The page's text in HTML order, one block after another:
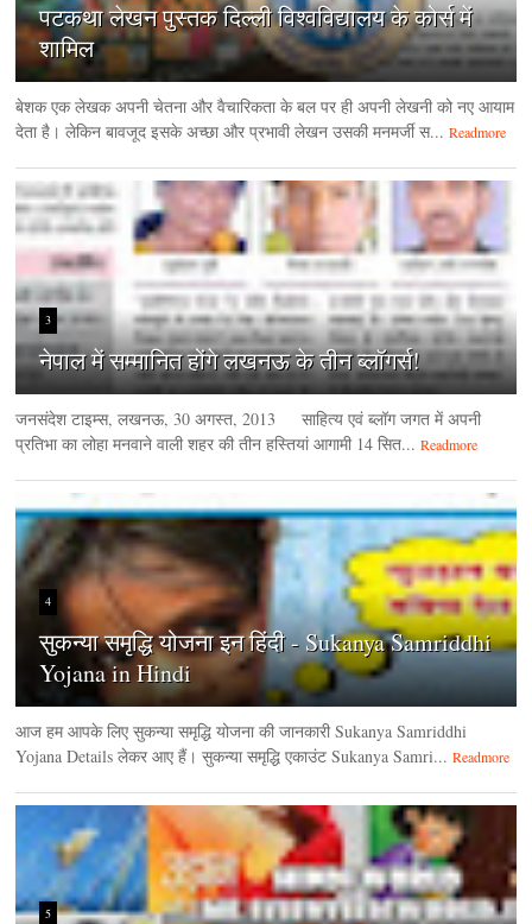
पटकथा लेखन पुस्तक दिल्ली विश्वविद्यालय के कोर्स में
शामिल
बेशक एक लेखक अपनी चेतना और वैचारिकता के बल पर ही अपनी लेखनी को नए आयाम
देता है। लेकिन बावजूद इसके अच्छा और प्रभावी लेखन उसकी मनमर्जी स... Readmore
3
नेपाल में सम्मानित होंगे लखनऊ के तीन ब्लॉगर्स!
जनसंदेश टाइम्‍स, लखनऊ, 30 अगस्‍त, 2013 साहित्य एवं ब्लॉग जगत में अपनी
प्रतिभा का लोहा मनवाने वाली शहर की तीन हस्तियां आगामी 14 सित... Readmore
4
सुकन्या समृद्धि योजना इन हिंदी - Sukanya Samriddhi
Yojana in Hindi
आज हम आपके लिए सुकन्या समृद्धि योजना की जानकारी Sukanya Samriddhi
Yojana Details लेकर आए हैं। सुकन्या समृद्धि एकाउंट Sukanya Samri... Readmore
5